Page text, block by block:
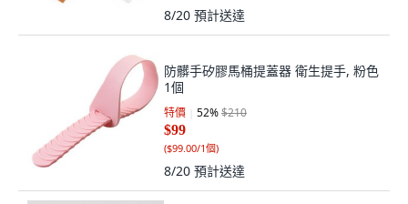
8/20 預計送達
防髒手矽膠馬桶提蓋器 衛生提手, 粉色
1個
特價 52%$210
$99
($99.00/1個)
8/20 預計送達